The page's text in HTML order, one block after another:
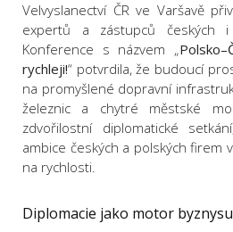
Velvyslanectví ČR ve Varšavě
expertů a zástupců českých i
Konference s názvem „
rychleji!“ potvrdila, že budoucí
na promyšlené dopravní
železnic a chytré městské
zdvořilostní diplomatické
ambice českých a polských firem
na rychlosti.
Diplomacie jako motor byznysu